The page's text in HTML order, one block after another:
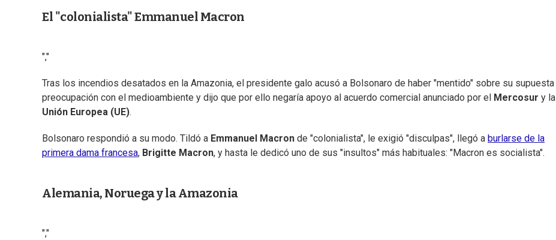
El "colonialista" Emmanuel Macron
","
Tras los incendios desatados en la Amazonia, el presidente galo acusó a Bolsonaro de haber "mentido" sobre su supuesta
preocupación con el medioambiente y dijo que por ello negaría apoyo al acuerdo comercial anunciado por el
Mercosur y la
Unión Europea (UE).
Bolsonaro respondió a su modo. Tildó a Emmanuel Macron de "colonialista", le exigió "disculpas", llegó a burlarse de la
primera dama francesa, Brigitte Macron, y hasta le dedicó uno de sus "insultos" más habituales: "Macron es socialista".
Alemania, Noruega y la Amazonia
","